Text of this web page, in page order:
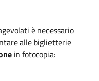
è necessario
alle biglietterie
in fotocopia: